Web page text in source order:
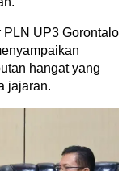
PLN UP3 Gorontalo
hangat yang
jajaran.